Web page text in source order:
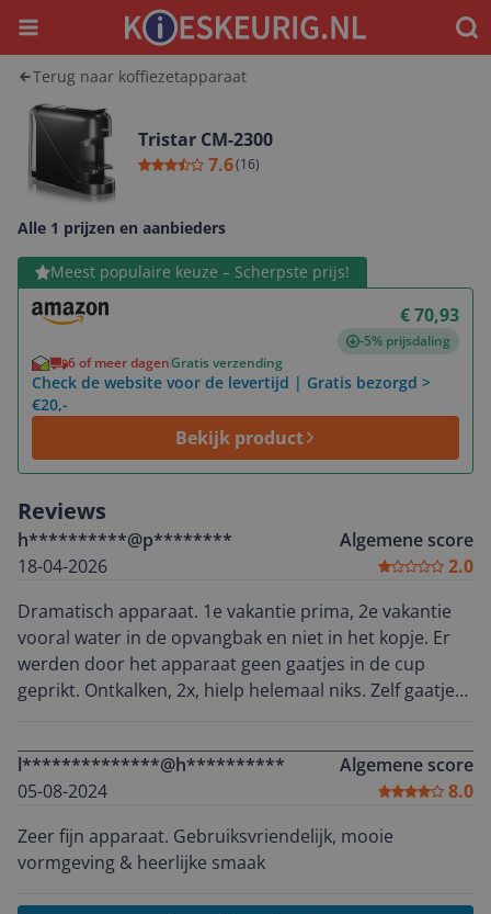
Menu
Terug naar koffiezetapparaat
Tristar CM-2300
7.6(16)
Alle 1 prijzen en aanbieders
Meest populaire keuze – Scherpste prijs!
€ 70,93
-5% prijsdaling
6 of meer dagenGratis verzending
Check de website voor de levertijd | Gratis bezorgd >
€20,-
Bekijk product
Bekijk product
Reviews
h**********@p********
18-04-2026
Algemene score
2.0
Dramatisch apparaat. 1e vakantie prima, 2e vakantie
vooral water in de opvangbak en niet in het kopje. Er
werden door het apparaat geen gaatjes in de cup
geprikt. Ontkalken, 2x, hielp helemaal niks. Zelf gaatjes
apparaatloos. Zelf water opgieten.
l**************@h**********
05-08-2024
Algemene score
8.0
Zeer fijn apparaat. Gebruiksvriendelijk, mooie
vormgeving & heerlijke smaak